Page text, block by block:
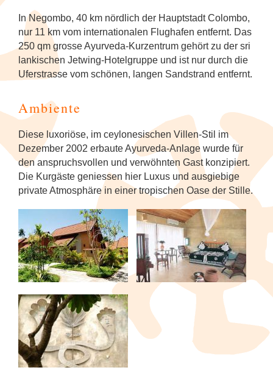
In Negombo, 40 km nördlich der Hauptstadt Colombo,
nur 11 km vom internationalen Flughafen entfernt. Das
250 qm grosse Ayurveda-Kurzentrum gehört zu der sri
lankischen Jetwing-Hotelgruppe und ist nur durch die
Uferstrasse vom schönen, langen Sandstrand entfernt.
Ambiente
Diese luxoriöse, im ceylonesischen Villen-Stil im
Dezember 2002 erbaute Ayurveda-Anlage wurde für
den anspruchsvollen und verwöhnten Gast konzipiert.
Die Kurgäste geniessen hier Luxus und ausgiebige
private Atmosphäre in einer tropischen Oase der Stille.
Laos 5
Myanmar (Burma) 5
Sri Lanka
Südkorea 4
Thailand 6
5
Familienreise Thailand
Kandy Esala Perahera Sri Lanka
NEU: Schlemmerreise Thailand
Thailand: Streetfood, Rooftops und Flip-
Flops
NEU: Traumhaftes Thailand
durchs Mekong-Delta
NEU: Flusskreuzfahrt mit der RV River
Kwai
Backwaters
Flusskreuzfahrt auf dem Brahmaputra
NEU: Indonesien
Japan
Korea (Südkorea)
Mongolei
Myanmar (Burma)
Nepal
Spirituelle Reisen
Sri Lanka
Thailand